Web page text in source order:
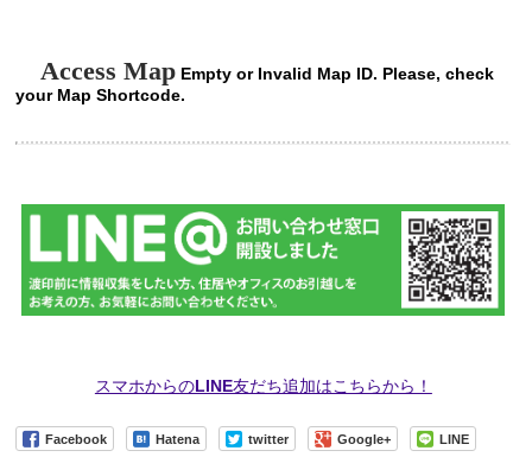
Access Map Empty or Invalid Map ID. Please, check
your Map Shortcode.
スマホからのLINE友だち追加はこちらから！
Facebook Hatena twitter Google+ LINE